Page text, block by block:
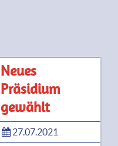
Neues
Präsidium
gewählt
27.07.2021